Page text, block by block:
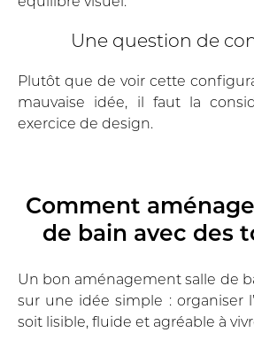
Une question de
Plutôt que de voir cette
mauvaise idée, il faut la
exercice de design.
Comment
de bain avec des
Un bon aménagement salle de
sur une idée simple : organiser
soit lisible, fluide et agréable à